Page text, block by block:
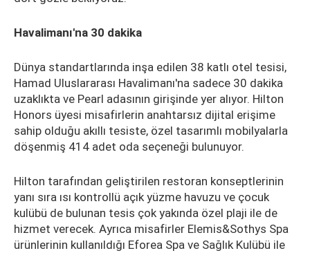
Havalimanı'na 30 dakika
Dünya standartlarında inşa edilen 38 katlı otel tesisi,
Hamad Uluslararası Havalimanı'na sadece 30 dakika
uzaklıkta ve Pearl adasının girişinde yer alıyor. Hilton
Honors üyesi misafirlerin anahtarsız dijital erişime
sahip olduğu akıllı tesiste, özel tasarımlı mobilyalarla
döşenmiş 414 adet oda seçeneği bulunuyor.
Hilton tarafından geliştirilen restoran konseptlerinin
yanı sıra ısı kontrollü açık yüzme havuzu ve çocuk
kulübü de bulunan tesis çok yakında özel plaji ile de
hizmet verecek. Ayrıca misafirler Elemis&Sothys Spa
ürünlerinin kullanıldığı Eforea Spa ve Sağlık Kulübü ile